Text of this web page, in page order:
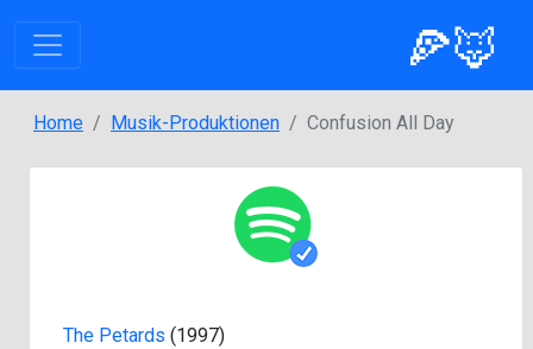
🍕🦊
Home Musik-Produktionen Confusion All Day
The Petards (1997)